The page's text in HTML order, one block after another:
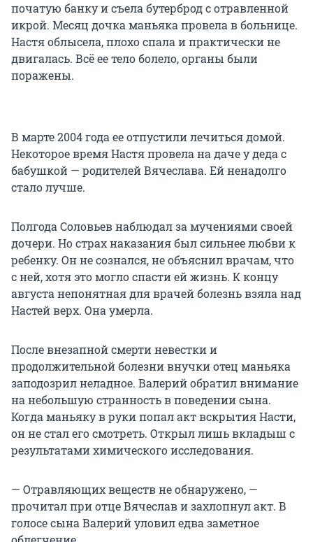
початую банку и съела бутерброд с отравленной
икрой. Месяц дочка маньяка провела в больнице.
Настя облысела, плохо спала и практически не
двигалась. Всё ее тело болело, органы были
поражены.
В марте 2004 года ее отпустили лечиться домой.
Некоторое время Настя провела на даче у деда с
бабушкой — родителей Вячеслава. Ей ненадолго
стало лучше.
Полгода Соловьев наблюдал за мучениями своей
дочери. Но страх наказания был сильнее любви к
ребенку. Он не сознался, не объяснил врачам, что
с ней, хотя это могло спасти ей жизнь. К концу
августа непонятная для врачей болезнь взяла над
Настей верх. Она умерла.
После внезапной смерти невестки и
продолжительной болезни внучки отец маньяка
заподозрил неладное. Валерий обратил внимание
на небольшую странность в поведении сына.
Когда маньяку в руки попал акт вскрытия Насти,
он не стал его смотреть. Открыл лишь вкладыш с
результатами химического исследования.
— Отравляющих веществ не обнаружено, —
прочитал при отце Вячеслав и захлопнул акт. В
голосе сына Валерий уловил едва заметное